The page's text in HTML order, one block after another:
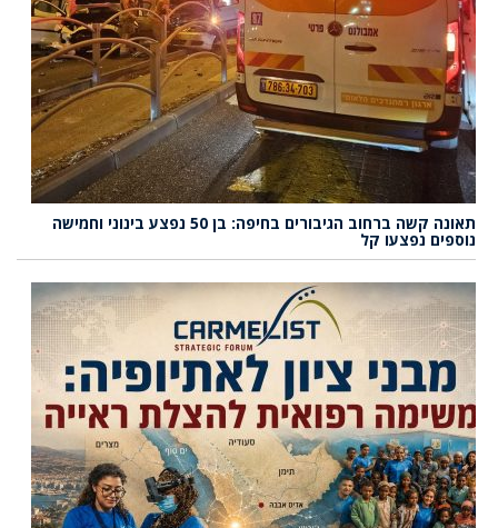
תאונה קשה ברחוב הגיבורים בחיפה: בן 50 נפצע בינוני וחמישה
נוספים נפצעו קל